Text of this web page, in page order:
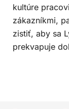
kultúre
zákazníkmi,
zistiť, aby sa
prekvapuje